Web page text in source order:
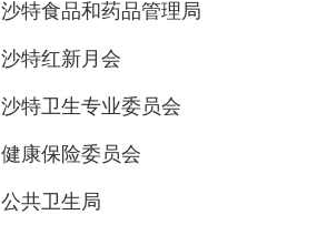
沙特食品和药品管理局
沙特红新月会
沙特卫生专业委员会
健康保险委员会
公共卫生局